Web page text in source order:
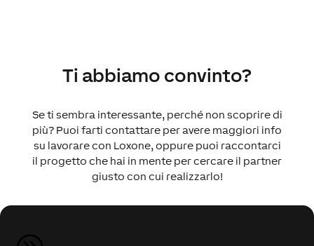
Ti abbiamo convinto?
Se ti sembra interessante, perché non scoprire di
più? Puoi farti contattare per avere maggiori info
su lavorare con Loxone, oppure puoi raccontarci
il progetto che hai in mente per cercare il partner
giusto con cui realizzarlo!